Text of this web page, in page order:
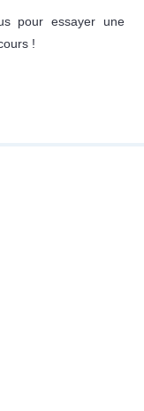
pour essayer une
!